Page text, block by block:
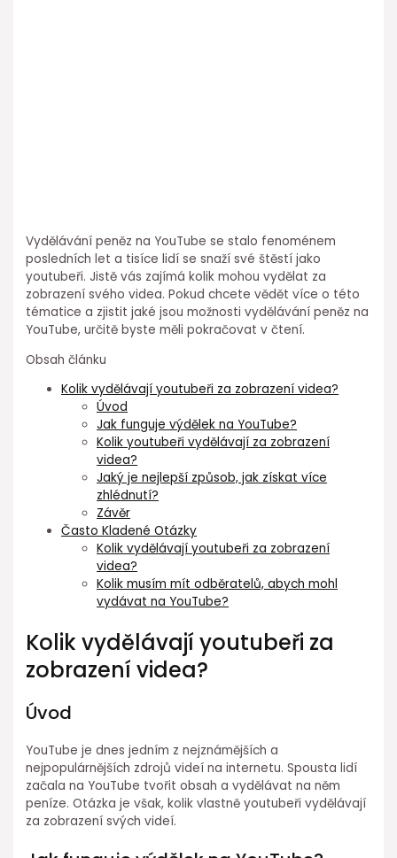
Vydělávání peněz na YouTube se stalo fenoménem
posledních let a tisíce lidí se snaží své štěstí jako
youtubeři. Jistě vás zajímá kolik mohou vydělat za
zobrazení svého videa. Pokud chcete vědět více o této
tématice a zjistit jaké jsou možnosti vydělávání peněz na
YouTube, určitě byste měli pokračovat v čtení.
Obsah článku
Kolik vydělávají youtubeři za zobrazení videa?
Úvod
Jak funguje výdělek na YouTube?
Kolik youtubeři vydělávají za zobrazení
videa?
Jaký je nejlepší způsob, jak získat více
zhlédnutí?
Závěr
Často Kladené Otázky
Kolik vydělávají youtubeři za zobrazení
videa?
Kolik musím mít odběratelů, abych mohl
vydávat na YouTube?
Kolik vydělávají youtubeři za
zobrazení videa?
Úvod
YouTube je dnes jedním z nejznámějších a
nejpopulárnějších zdrojů videí na internetu. Spousta lidí
začala na YouTube tvořit obsah a vydělávat na něm
peníze. Otázka je však, kolik vlastně youtubeři vydělávají
za zobrazení svých videí.